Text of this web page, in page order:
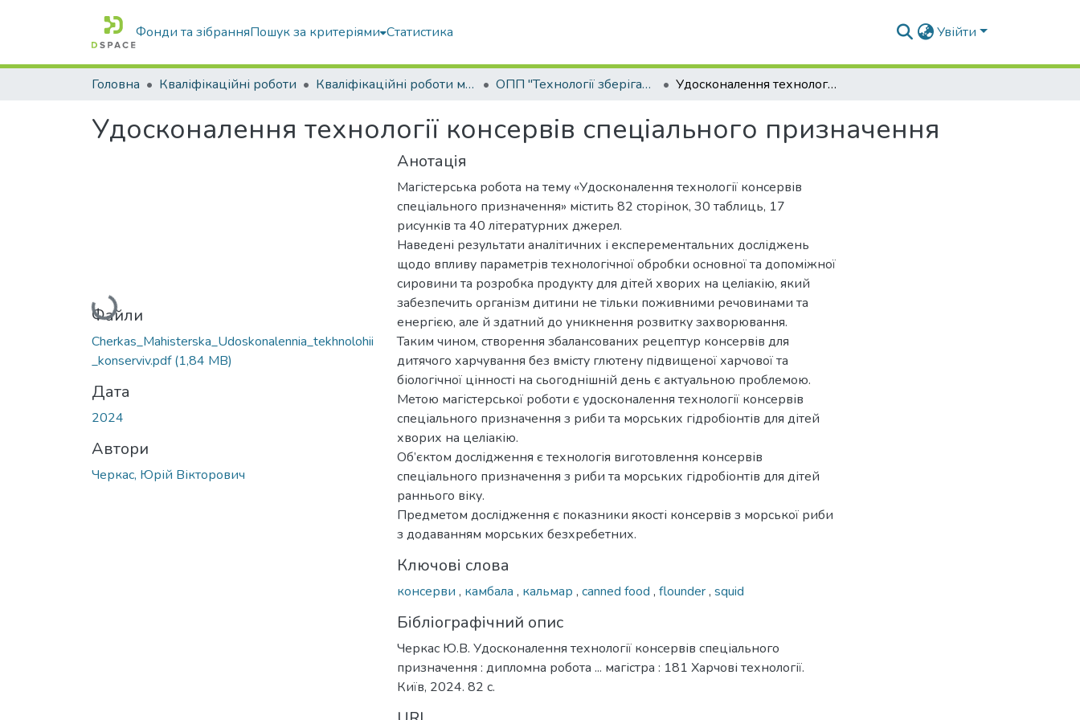
Фонди та зібранняПошук за критеріями Статистика Увійти
Головна Кваліфікаційні роботи Кваліфікаційні роботи магістрів ОПП "Технології зберігання та переробки водних біоресурсів" Удосконалення технології консервів спеціального призначення
Удосконалення технології консервів спеціального призначення
Вантажиться...
Файли
Cherkas_Mahisterska_Udoskonalennia_tekhnolohii
_konserviv.pdf(1,84 MB)
Дата
2024
Автори
Черкас, Юрій Вікторович
Анотація
Магістерська робота на тему «Удосконалення технології консервів
спеціального призначення» містить 82 сторінок, 30 таблиць, 17
рисунків та 40 літературних джерел.
Наведені результати аналітичних і експерементальних досліджень
щодо впливу параметрів технологічної обробки основної та допоміжної
сировини та розробка продукту для дітей хворих на целіакію, який
забезпечить організм дитини не тільки поживними речовинами та
енергією, але й здатний до уникнення розвитку захворювання.
Таким чином, створення збалансованих рецептур консервів для
дитячого харчування без вмісту глютену підвищеної харчової та
біологічної цінності на сьогоднішній день є актуальною проблемою.
Метою магістерської роботи є удосконалення технології консервів
спеціального призначення з риби та морських гідробіонтів для дітей
хворих на целіакію.
Об’єктом дослідження є технологія виготовлення консервів
спеціального призначення з риби та морських гідробіонтів для дітей
раннього віку.
Предметом дослідження є показники якості консервів з морської риби
з додаванням морських безхребетних.
Ключові слова
консерви , камбала , кальмар , canned food , flounder, squid
Бібліографічний опис
Черкас Ю.В. Удосконалення технології консервів спеціального
призначення : дипломна робота ... магістра : 181 Харчові технології.
Київ, 2024. 82 с.